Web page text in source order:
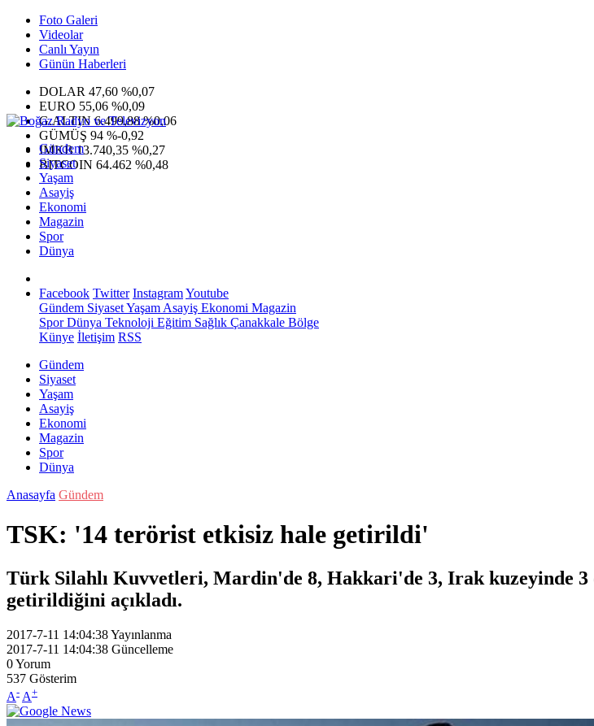
Foto Galeri
Videolar
Canlı Yayın
Günün Haberleri
DOLAR 47,60 %0,07
EURO 55,06 %0,09
G.ALTIN6.499,88 %0,06
GÜMÜŞ 94 %-0,92
IMKB13.740,35 %0,27
BITCOIN 64.462 %0,48
Gündem
Siyaset
Yaşam
Asayiş
Ekonomi
Magazin
Spor
Dünya
Facebook Twitter InstagramYoutube
Gündem SiyasetYaşam Asayiş Ekonomi Magazin
SporDünya Teknoloji Eğitim Sağlık Çanakkale Bölge
Künye İletişim RSS
Gündem
Siyaset
Yaşam
Asayiş
Ekonomi
Magazin
Spor
Dünya
Anasayfa Gündem
TSK: '14 terörist etkisiz hale getirildi'
Türk Silahlı Kuvvetleri, Mardin'de 8, Hakkari'de 3, Irak kuzeyinde
getirildiğini açıkladı.
2017-7-11 14:04:38Yayınlanma
2017-7-11 14:04:38 Güncelleme
0Yorum
537 Gösterim
A- A+